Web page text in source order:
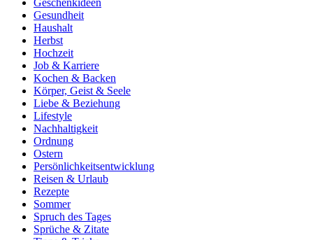
Geschenkideen
Gesundheit
Haushalt
Herbst
Hochzeit
Job & Karriere
Kochen & Backen
Körper, Geist & Seele
Liebe & Beziehung
Lifestyle
Nachhaltigkeit
Ordnung
Ostern
Persönlichkeitsentwicklung
Reisen & Urlaub
Rezepte
Sommer
Spruch des Tages
Sprüche & Zitate